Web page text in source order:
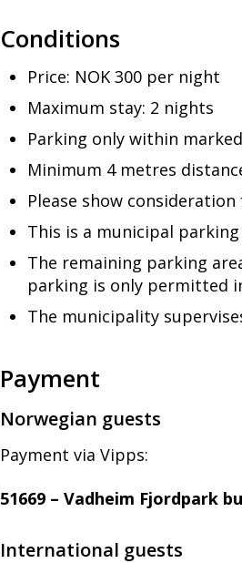
Conditions
Price: NOK 300 per night
Maximum stay: 2 nights
Parking only within
Minimum 4 metres
Please show
This is a municipal
The remaining parking
parking is only permitted
The municipality
Payment
Norwegian guests
Payment via Vipps:
51669 – Vadheim Fjordpark
International guests